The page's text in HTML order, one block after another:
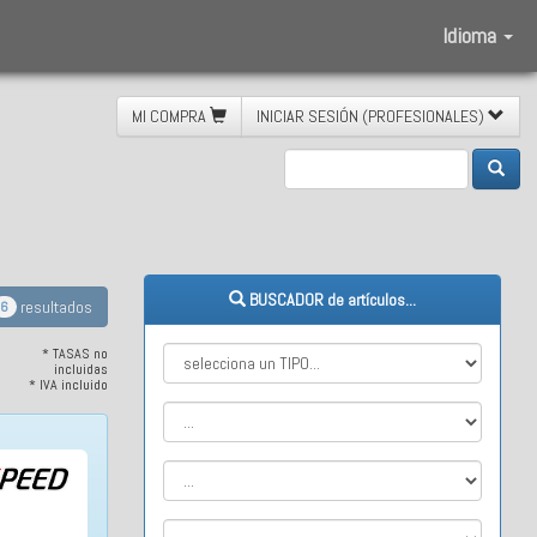
Idioma
MI COMPRA INICIAR SESIÓN (PROFESIONALES)
6 resultados
* TASAS no
incluidas
* IVA incluido
BUSCADOR de artículos...